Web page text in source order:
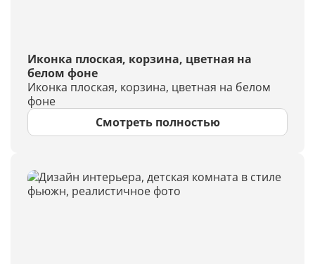
Иконка плоская, корзина, цветная на
белом фоне
Иконка плоская, корзина, цветная на белом
фоне
Смотреть полностью